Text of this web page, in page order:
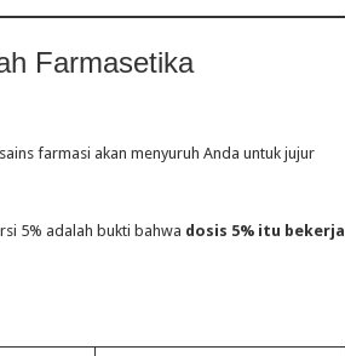
Farmasetika
farmasi akan menyuruh Anda untuk jujur
5% adalah bukti bahwa dosis 5% itu bekerja